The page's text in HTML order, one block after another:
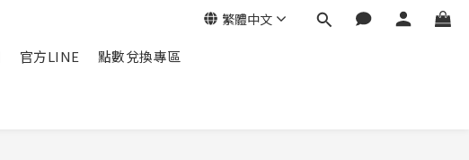
繁體中文
官方LINE 點數兌換專區